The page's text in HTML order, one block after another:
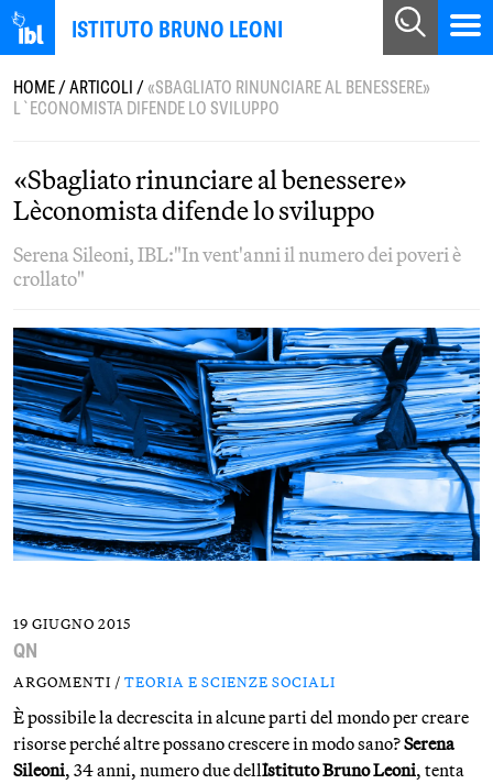
ISTITUTO BRUNO LEONI
HOME/ARTICOLI/«SBAGLIATO RINUNCIARE AL BENESSERE»
L`ECONOMISTA DIFENDE LO SVILUPPO
«Sbagliato rinunciare al benessere»
L`economista difende lo sviluppo
Serena Sileoni, IBL:"In vent'anni il numero dei poveri è
crollato"
19 GIUGNO 2015
QN
ARGOMENTI / TEORIA E SCIENZE SOCIALI
È possibile la decrescita in alcune parti del mondo per creare
risorse perché altre possano crescere in modo sano?Serena
Sileoni, 34 anni, numero due dell`Istituto Bruno Leoni, tenta